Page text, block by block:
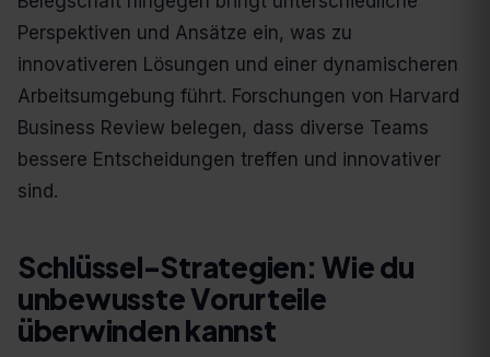
Perspektiven und Ansätze ein, was zu
innovativeren Lösungen und einer dynamischeren
Arbeitsumgebung führt. Forschungen von Harvard
Business Review belegen, dass diverse Teams
bessere Entscheidungen treffen und innovativer
sind.
Schlüssel-Strategien: Wie du
unbewusste Vorurteile
überwinden kannst